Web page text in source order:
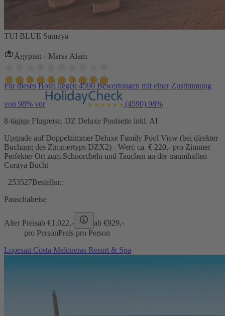
TUI BLUE Samaya
Ägypten - Marsa Alam
Für dieses Hotel liegen 4590 Bewertungen mit einer Zustimmung
von 98% vor (4590) 98%
8-tägige Flugreise, DZ Deluxe Poolseite inkl. AI
Upgrade auf Doppelzimmer Deluxe Family Pool View (bei direkter
Buchung des Zimmertyps DZX2) - Wert: ca. € 220,- pro Zimmer
Perfekter Ort zum Schnorcheln und Tauchen an der traumhaften
Coraya Bucht
253527Bestellnr.:
Pauschalreise
Alter Preisab €1.022,- ab €929,-
pro PersonPreis pro Person
Lopesan Costa Meloneras Resort & Spa